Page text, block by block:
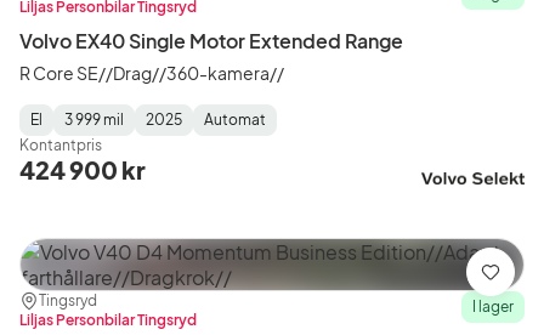
Liljas Personbilar Tingsryd
Volvo EX40 Single Motor Extended Range
R Core SE//Drag//360-kamera//
Fuel
Type:
El
Mätarställning:
3 999 mil
Model
Year:
2025
Gearbox
Type:
Automat
Kontantpris
424 900 kr
Plats:
Tingsryd
Återförsäljare:
Liljas Personbilar Tingsryd
I lager
Spara